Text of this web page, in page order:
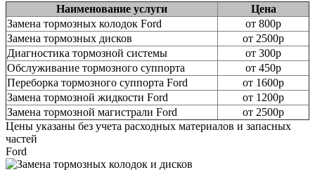
Наименование услуги
Цена
Замена тормозных колодок Ford
от 800р
Замена тормозных дисков
от 2500р
Диагностика тормозной системы
от 300р
Обслуживание тормозного суппорта
от 450р
Переборка тормозного суппорта Ford
от 1600р
Замена тормозной жидкости Ford
от 1200р
Замена тормозной магистрали Ford
от 2500р
Цены указаны без учета расходных материалов и запасных
частей
Ford